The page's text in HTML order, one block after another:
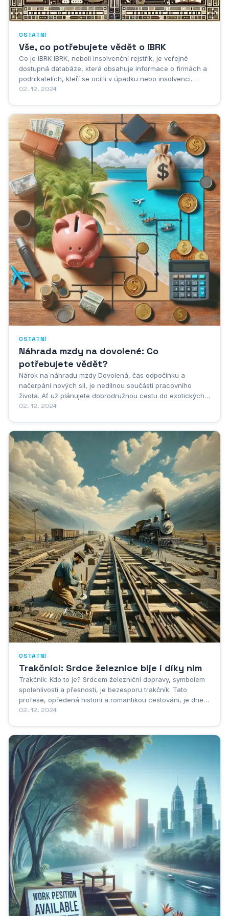
OSTATNÍ
Vše, co potřebujete vědět o IBRK
Co je IBRK IBRK, neboli insolvenční rejstřík, je veřejně
dostupná databáze, která obsahuje informace o firmách a
podnikatelích, kteří se ocitli v úpadku nebo insolvenci.
Ačkoliv se to může zdát na první pohled jako negativní
02. 12. 2024
OSTATNÍ
Náhrada mzdy na dovolené: Co
potřebujete vědět?
Nárok na náhradu mzdy Dovolená, čas odpočinku a
načerpání nových sil, je nedílnou součástí pracovního
života. Ať už plánujete dobrodružnou cestu do exotických
krajin nebo klidný odpočinek v přírodě, jedna věc je jistá: i
02. 12. 2024
OSTATNÍ
Trakčníci: Srdce železnice bije i díky nim
Trakčník: Kdo to je? Srdcem železniční dopravy, symbolem
spolehlivosti a přesnosti, je bezesporu trakčník. Tato
profese, opředená historií a romantikou cestování, je dnes
moderním a technologicky vyspělým oborem. Trakčník není
02. 12. 2024